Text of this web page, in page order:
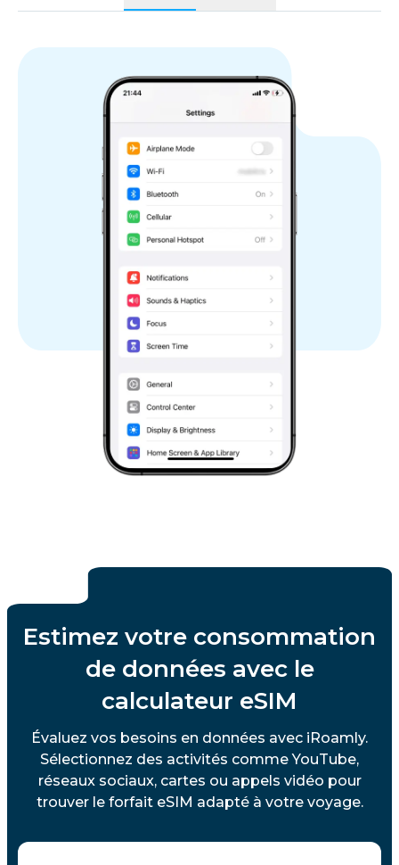
Estimez votre consommation
de données avec le
calculateur eSIM
Évaluez vos besoins en données avec iRoamly.
Sélectionnez des activités comme YouTube,
réseaux sociaux, cartes ou appels vidéo pour
trouver le forfait eSIM adapté à votre voyage.